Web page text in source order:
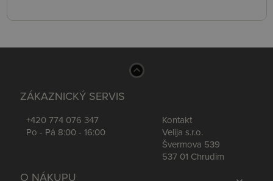
ZÁKAZNICKÝ SERVIS
+420 774 076 347
Po - Pá 8:00 - 16:00
Kontakt
Velija s.r.o.
Švermova 539
537 01 Chrudim
O NÁKUPU